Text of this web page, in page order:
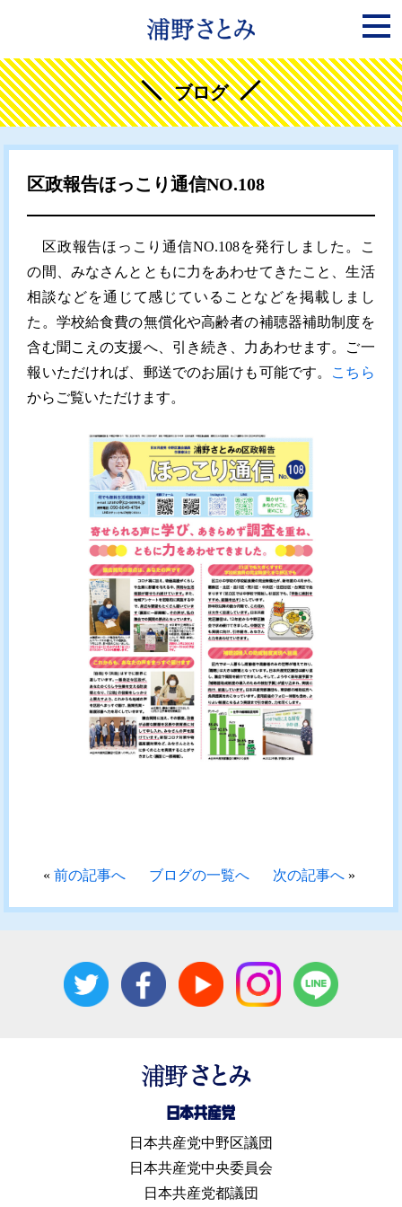
ブログ
区政報告ほっこり通信NO.108
区政報告ほっこり通信NO.108を発行しました。こ
の間、みなさんとともに力をあわせてきたこと、生活
相談などを通じて感じていることなどを掲載しまし
た。学校給食費の無償化や高齢者の補聴器補助制度を
含む聞こえの支援へ、引き続き、力あわせます。ご一
報いただければ、郵送でのお届けも可能です。
こちら
からご覧いただけます。
«前の記事へ ブログの一覧へ 次の記事へ»
日本共産党中野区議団
日本共産党中央委員会
日本共産党都議団